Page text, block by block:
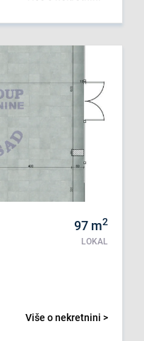
97 m2
LOKAL
Više o nekretnini >